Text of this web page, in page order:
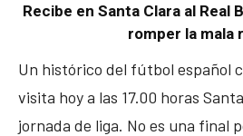
Recibe en Santa Clara al Real
romper la mala
Un histórico del fútbol español
visita hoy a las 17.00 horas
jornada de liga. No es una final